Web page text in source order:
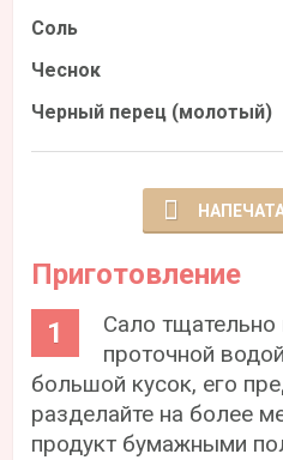
Соль
Чеснок
Черный перец (молотый)
Приготовление
Сало
проточной
большой кусок, его
разделайте на более
продукт бумажными